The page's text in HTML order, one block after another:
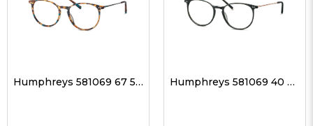
Humphreys 581069 67 51-17 Unisex Optik Gözlükler Humphreys 581069 40 51-17 Unisex Optik Gözlükler